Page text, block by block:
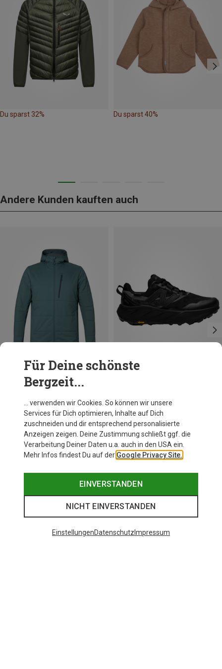
Du sparst 32% Du sparst 40%
Andere Kunden kauften auch
Du sparst 48%
Für Deine schönste
Bergzeit...
… verwenden wir Cookies. So können wir unsere
Services für Dich optimieren, Inhalte auf Dich
zuschneiden und dir entsprechend personalisierte
Anzeigen zeigen. Deine Zustimmung schließt ggf. die
Verarbeitung Deiner Daten u.a. auch in den USA ein.
Mehr Infos findest Du auf der Google Privacy Site.
EINVERSTANDEN
NICHT EINVERSTANDEN
EinstellungenDatenschutz Impressum